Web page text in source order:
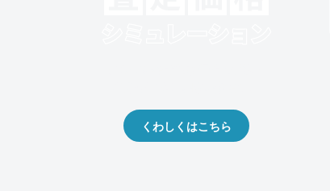
くわしくはこちら